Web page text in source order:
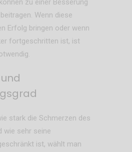
können zu einer Besserung
Wenn diese
Erfolg bringen oder wenn
fortgeschritten ist, ist
stark die Schmerzen des
wie sehr seine
ist, wählt man